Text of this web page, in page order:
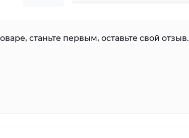
станьте первым, оставьте свой отзыв.